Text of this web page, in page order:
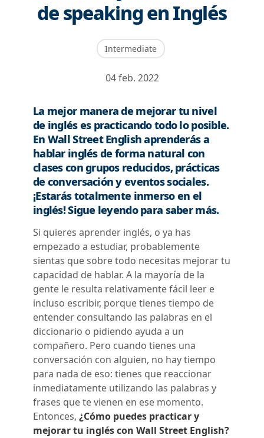
de speaking en Inglés
Intermediate
04 feb. 2022
La mejor manera de mejorar tu nivel
de inglés es practicando todo lo posible.
En Wall Street English aprenderás a
hablar inglés de forma natural con
clases con grupos reducidos, prácticas
de conversación y eventos sociales.
¡Estarás totalmente inmerso en el
inglés! Sigue leyendo para saber más.
Si quieres aprender inglés, o ya has
empezado a estudiar, probablemente
sientas que sobre todo necesitas mejorar tu
capacidad de hablar. A la mayoría de la
gente le resulta relativamente fácil leer e
incluso escribir, porque tienes tiempo de
entender consultando las palabras en el
diccionario o pidiendo ayuda a un
compañero. Pero cuando tienes una
conversación con alguien, no hay tiempo
para nada de eso: tienes que reaccionar
inmediatamente utilizando las palabras y
frases que te vienen en ese momento.
Entonces, ¿Cómo puedes practicar y
mejorar tu inglés con Wall Street English?